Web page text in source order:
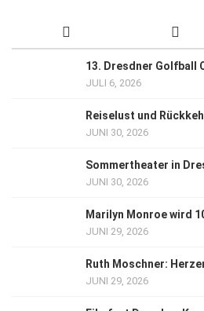
13. Dresdner Golfball
JULI 6, 2026
Reiselust und
JUNI 30, 2026
Sommertheater in
JUNI 30, 2026
Marilyn Monroe wird
JUNI 29, 2026
Ruth Moschner:
JUNI 29, 2026